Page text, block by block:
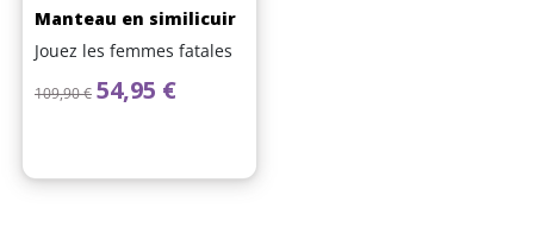
Manteau en similicuir
Jouez les femmes fatales
Prix de base
109,90 € Prix
54,95 €